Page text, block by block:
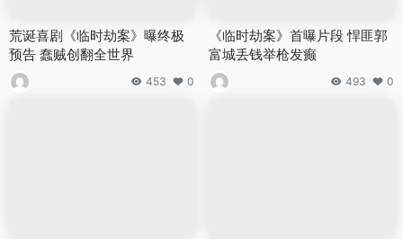
荒诞喜剧《临时劫案》曝终极
预告 蠢贼创翻全世界
453 0
《临时劫案》首曝片段 悍匪郭
富城丢钱举枪发癫
493 0